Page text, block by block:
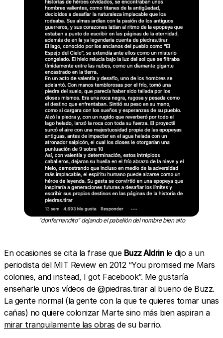
"donfernandito" dejando el pabellón del nombre bien alto
En ocasiones se cita la frase que Buzz Aldrinle dijo a un
periodista del MIT Review en 2012 “You promised me Mars
colonies, and instead, I got Facebook”. Me gustaría
enseñarle unos vídeos de @piedras.tirar al bueno de Buzz.
La gente normal (la gente con la que te quieres tomar unas
cañas) no quiere colonizar Marte sino más bien aspiran a
mirar tranquilamente las obras de su barrio.